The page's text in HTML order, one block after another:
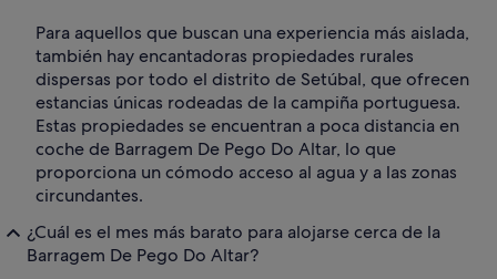
Para aquellos que buscan una experiencia más aislada,
también hay encantadoras propiedades rurales
dispersas por todo el distrito de Setúbal, que ofrecen
estancias únicas rodeadas de la campiña portuguesa.
Estas propiedades se encuentran a poca distancia en
coche de Barragem De Pego Do Altar, lo que
proporciona un cómodo acceso al agua y a las zonas
circundantes.
¿Cuál es el mes más barato para alojarse cerca de la
Barragem De Pego Do Altar?